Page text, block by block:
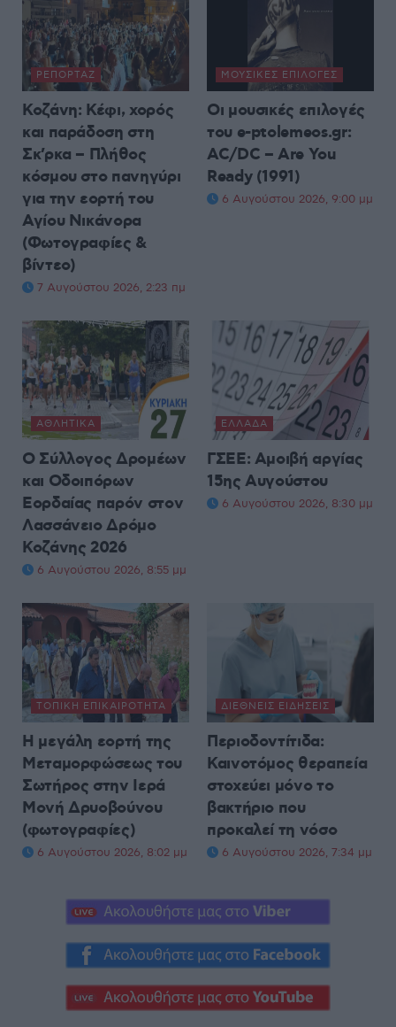
ΡΕΠΟΡΤΆΖ
Κοζάνη: Κέφι, χορός
και παράδοση στη
Σκ’ρκα – Πλήθος
κόσμου στο πανηγύρι
για την εορτή του
Αγίου Νικάνορα
(Φωτογραφίες &
βίντεο)
7 Αυγούστου 2026, 2:23 πμ
ΜΟΥΣΙΚΈΣ ΕΠΙΛΟΓΈΣ
Οι μουσικές επιλογές
του e-ptolemeos.gr:
AC/DC – Are You
Ready (1991)
6 Αυγούστου 2026, 9:00 μμ
ΑΘΛΗΤΙΚΆ
Ο Σύλλογος Δρομέων
και Οδοιπόρων
Εορδαίας παρόν στον
Λασσάνειο Δρόμο
Κοζάνης 2026
6 Αυγούστου 2026, 8:55 μμ
ΕΛΛΆΔΑ
ΓΣΕΕ: Αμοιβή αργίας
15ης Αυγούστου
6 Αυγούστου 2026, 8:30 μμ
ΤΟΠΙΚΉ ΕΠΙΚΑΙΡΌΤΗΤΑ
Η μεγάλη εορτή της
Μεταμορφώσεως του
Σωτήρος στην Ιερά
Μονή Δρυοβούνου
(φωτογραφίες)
6 Αυγούστου 2026, 8:02 μμ
ΔΙΕΘΝΕΊΣ ΕΙΔΉΣΕΙΣ
Περιοδοντίτιδα:
Καινοτόμος θεραπεία
στοχεύει μόνο το
βακτήριο που
προκαλεί τη νόσο
6 Αυγούστου 2026, 7:34 μμ